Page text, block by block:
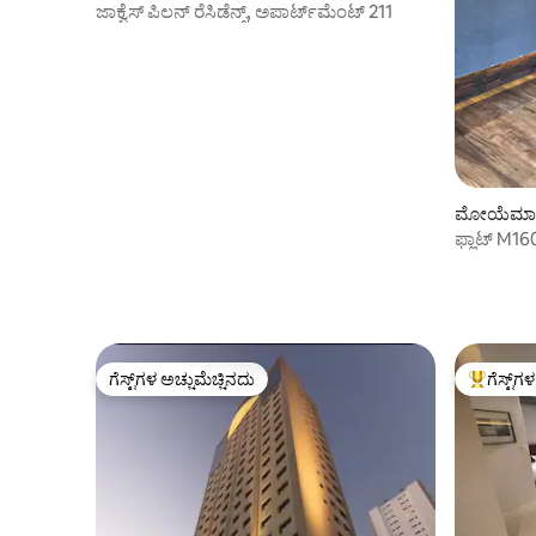
ಜಾಕ್ವೆಸ್ ಪಿಲನ್ ರೆಸಿಡೆನ್ಸ್, ಅಪಾರ್ಟ್‌ಮೆಂಟ್ 211
ಮೋಯೆಮಾ
ಫ್ಲಾಟ್
ಗೆಸ್ಟ್‌ಗಳ ಅಚ್ಚುಮೆಚ್ಚಿನದು
ಗೆಸ್ಟ್‌ಗಳ ಅಚ್ಚುಮೆಚ್ಚಿನದು ಗೆಸ್ಟ್‌ಗಳಿಗೆ